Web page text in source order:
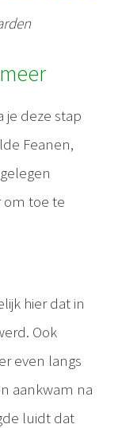
je deze stap
Feanen,
om toe te
hier dat in
Ook
even langs
aankwam na
luidt dat